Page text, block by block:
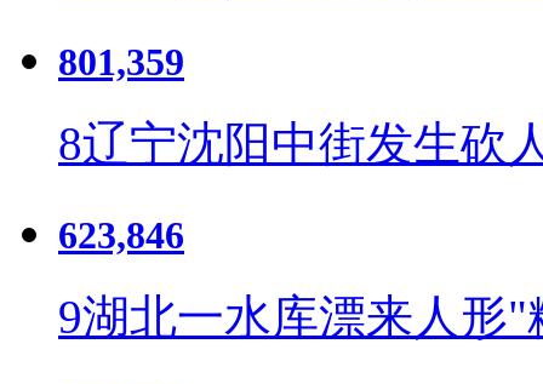
801,359
8辽宁沈阳中街发生砍
623,846
9湖北一水库漂来人形